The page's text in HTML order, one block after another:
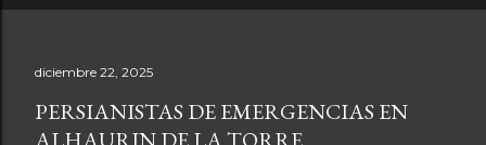
diciembre 22, 2025
PERSIANISTAS DE EMERGENCIAS EN